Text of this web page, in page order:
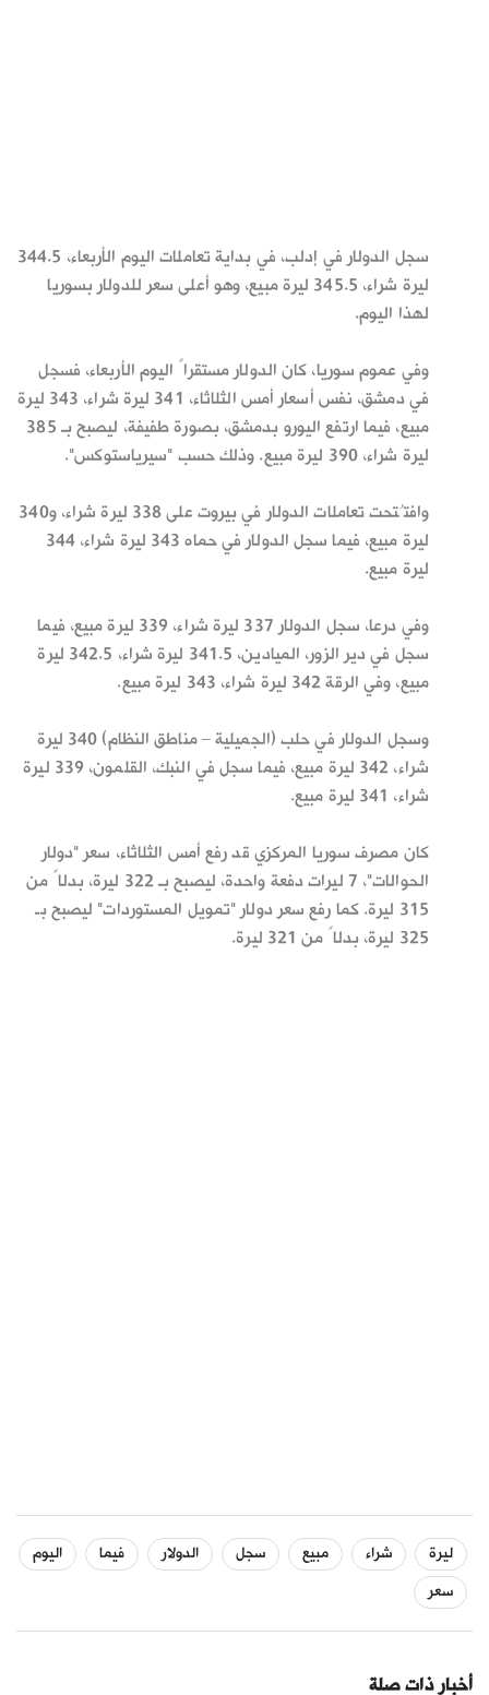
سجل الدولار في إدلب، في بداية تعاملات اليوم الأربعاء، 344.5
ليرة شراء، 345.5 ليرة مبيع، وهو أعلى سعر للدولار بسوريا
لهذا اليوم.
وفي عموم سوريا، كان الدولار مستقراً اليوم الأربعاء، فسجل
في دمشق، نفس أسعار أمس الثلاثاء، 341 ليرة شراء، 343 ليرة
مبيع، فيما ارتفع اليورو بدمشق، بصورة طفيفة، ليصبح بـ 385
ليرة شراء، 390 ليرة مبيع. وذلك حسب "سيرياستوكس".
وافتُتحت تعاملات الدولار في بيروت على 338 ليرة شراء، و340
ليرة مبيع، فيما سجل الدولار في حماه 343 ليرة شراء، 344
ليرة مبيع.
وفي درعا، سجل الدولار 337 ليرة شراء، 339 ليرة مبيع، فيما
سجل في دير الزور، الميادين، 341.5 ليرة شراء، 342.5 ليرة
مبيع، وفي الرقة 342 ليرة شراء، 343 ليرة مبيع.
وسجل الدولار في حلب (الجميلية – مناطق النظام) 340 ليرة
شراء، 342 ليرة مبيع، فيما سجل في النبك، القلمون، 339 ليرة
شراء، 341 ليرة مبيع.
كان مصرف سوريا المركزي قد رفع أمس الثلاثاء، سعر "دولار
الحوالات"، 7 ليرات دفعة واحدة، ليصبح بـ 322 ليرة، بدلاً من
315 ليرة. كما رفع سعر دولار "تمويل المستوردات" ليصبح بـ
325 ليرة، بدلاً من 321 ليرة.
ليرة شراء مبيع سجل الدولار فيما
اليوم
سعر
أخبار ذات صلة